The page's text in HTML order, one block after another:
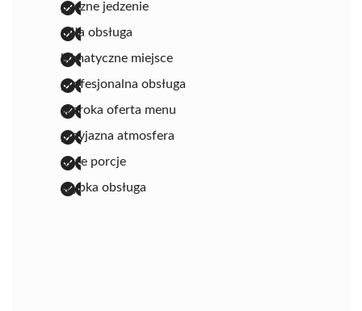
pyszne jedzenie
miła obsługa
klimatyczne miejsce
profesjonalna obsługa
szeroka oferta menu
przyjazna atmosfera
duże porcje
szybka obsługa